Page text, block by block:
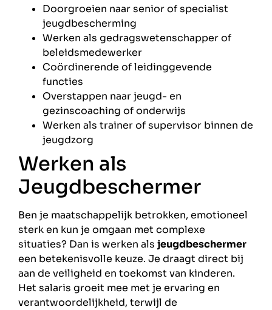
Doorgroeien naar senior of specialist
jeugdbescherming
Werken als gedragswetenschapper of
beleidsmedewerker
Coördinerende of leidinggevende
functies
Overstappen naar jeugd- en
gezinscoaching of onderwijs
Werken als trainer of supervisor binnen de
jeugdzorg
Werken als
Jeugdbeschermer
Ben je maatschappelijk betrokken, emotioneel
sterk en kun je omgaan met complexe
situaties? Dan is werken als jeugdbeschermer
een betekenisvolle keuze. Je draagt direct bij
aan de veiligheid en toekomst van kinderen.
Het salaris groeit mee met je ervaring en
verantwoordelijkheid, terwijl de